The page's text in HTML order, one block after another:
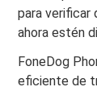
para verificar
ahora estén
FoneDog
eficiente de